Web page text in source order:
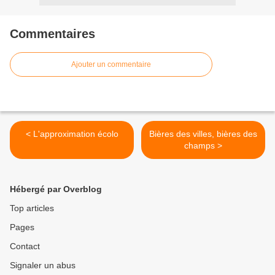
Commentaires
Ajouter un commentaire
< L'approximation écolo
Bières des villes, bières des
champs >
Hébergé par Overblog
Top articles
Pages
Contact
Signaler un abus